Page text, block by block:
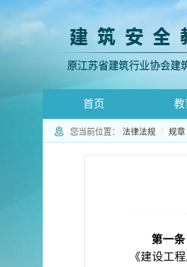
首页 教
登录跳转 师
您当前位置： 法律法规 规章
第一条
《建设工